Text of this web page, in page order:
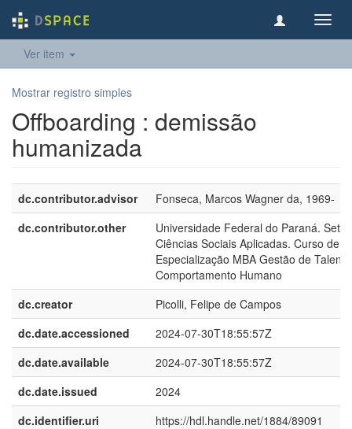
Ver item
Mostrar registro simples
Offboarding : demissão
humanizada
dc.contributor.advisor
Fonseca, Marcos Wagner da, 1969-
dc.contributor.other
Universidade Federal do Paraná.
Ciências Sociais Aplicadas. Curso de
Especialização MBA Gestão de
Comportamento Humano
dc.creator
Picolli, Felipe de Campos
dc.date.accessioned
2024-07-30T18:55:57Z
dc.date.available
2024-07-30T18:55:57Z
dc.date.issued
2024
dc.identifier.uri
https://hdl.handle.net/1884/89091